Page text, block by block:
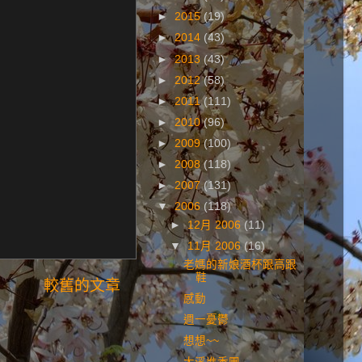
較舊的文章
► 2015(19)
►2014 (43)
►2013 (43)
► 2012(58)
►2011(111)
► 2010(96)
► 2009(100)
► 2008(118)
►2007(131)
▼2006 (118)
►12月 2006 (11)
▼ 11月 2006(16)
老媽的新娘酒杯跟高跟
鞋
感動
週一憂鬱
想想~~